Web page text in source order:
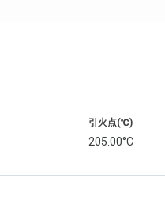
引火点(℃)
205.00°C